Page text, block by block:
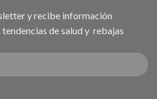
y recibe información
de salud y rebajas